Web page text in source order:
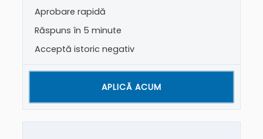
Aprobare rapidă
Răspuns în 5 minute
Acceptă istoric negativ
APLICĂ ACUM